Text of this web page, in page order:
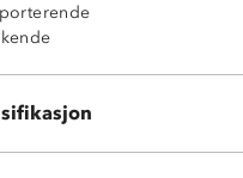
polyester